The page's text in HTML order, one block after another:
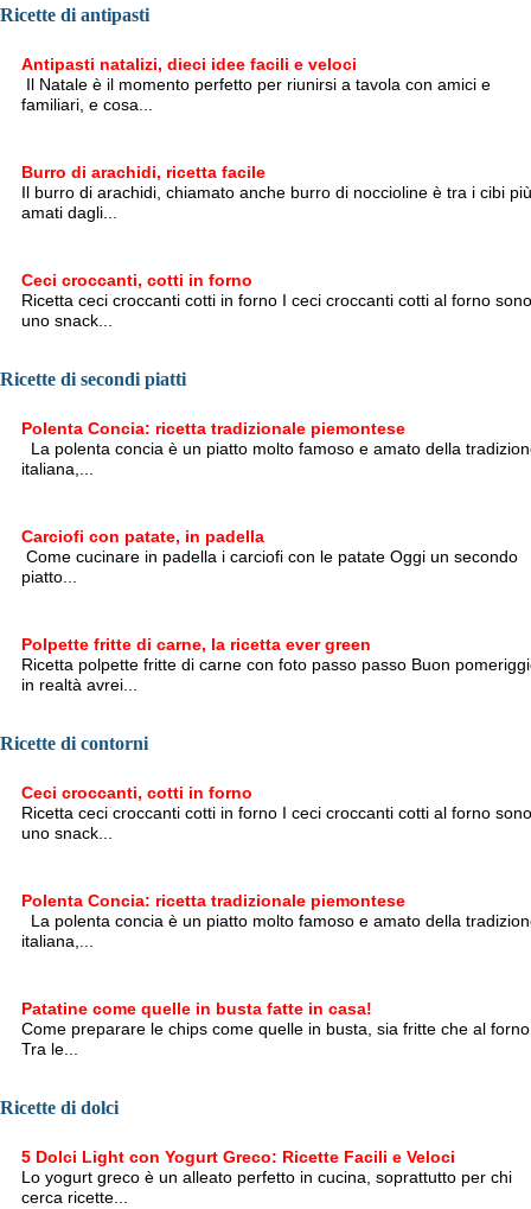
Ricette di antipasti
Antipasti natalizi, dieci idee facili e veloci
Il Natale è il momento perfetto per riunirsi a tavola con amici e
familiari, e cosa...
Burro di arachidi, ricetta facile
Il burro di arachidi, chiamato anche burro di noccioline è tra i cibi più
amati dagli...
Ceci croccanti, cotti in forno
Ricetta ceci croccanti cotti in forno I ceci croccanti cotti al forno sono
uno snack...
Ricette di secondi piatti
Polenta Concia: ricetta tradizionale piemontese
La polenta concia è un piatto molto famoso e amato della
italiana,...
Carciofi con patate, in padella
Come cucinare in padella i carciofi con le patate Oggi un secondo
piatto...
Polpette fritte di carne, la ricetta ever green
Ricetta polpette fritte di carne con foto passo passo Buon
in realtà avrei...
Ricette di contorni
Ceci croccanti, cotti in forno
Ricetta ceci croccanti cotti in forno I ceci croccanti cotti al forno sono
uno snack...
Polenta Concia: ricetta tradizionale piemontese
La polenta concia è un piatto molto famoso e amato della
italiana,...
Patatine come quelle in busta fatte in casa!
Come preparare le chips come quelle in busta, sia fritte che al forno
Tra le...
Ricette di dolci
5 Dolci Light con Yogurt Greco: Ricette Facili e Veloci
Lo yogurt greco è un alleato perfetto in cucina, soprattutto per chi
cerca ricette...